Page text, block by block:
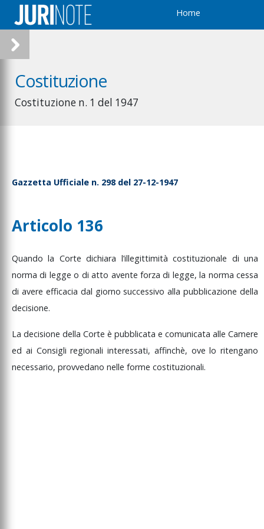
Home
Costituzione
Costituzione n. 1 del 1947
Gazzetta Ufficiale n. 298 del 27-12-1947
Articolo 136
Quandola Cortedichiara l’illegittimitàcostituzionale diuna
normadi leggeo diatto avente forzadi legge,la normacessa
di avere efficacia dal giornosuccessivoallapubblicazione della
decisione.
La decisione della Corte è pubblicata e comunicata alle Camere
ed ai Consigliregionali interessati, affinchè, ovelo ritengano
necessario, provvedano nelle forme costituzionali.